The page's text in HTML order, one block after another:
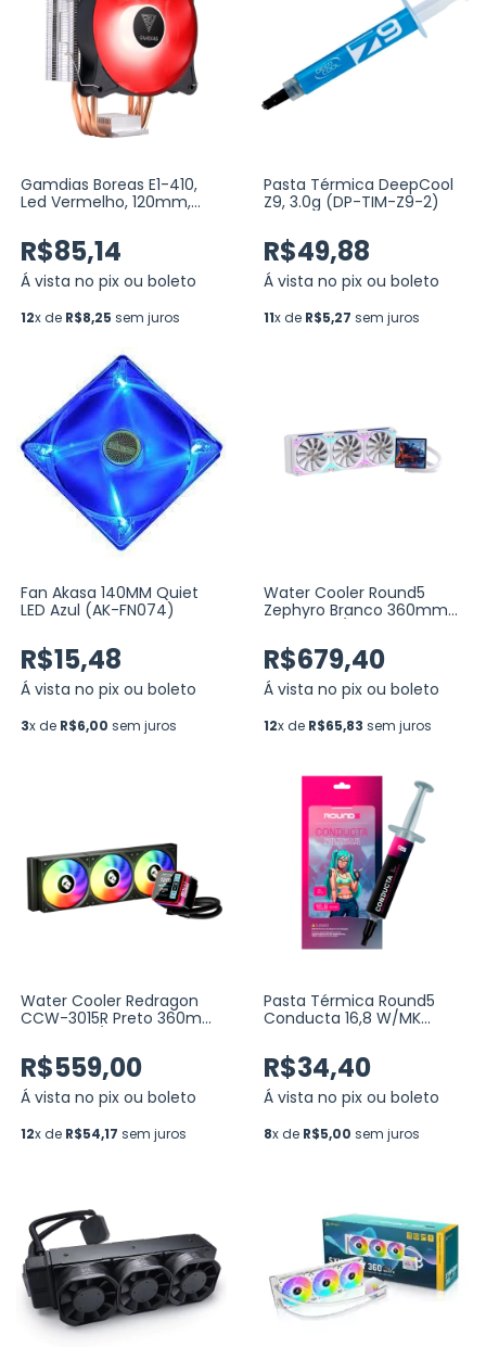
Gamdias Boreas E1-410,
Led Vermelho, 120mm,
RED)
R$85,14
Á vista no pix ou boleto
12x de R$8,25 sem juros
Pasta Térmica DeepCool
Z9, 3.0g (DP-TIM-Z9-2)
R$49,88
Á vista no pix ou boleto
11x de R$5,27 sem juros
Fan Akasa 140MM Quiet
LED Azul (AK-FN074)
R$15,48
Á vista no pix ou boleto
3x de R$6,00 sem juros
Water Cooler Round5
Zephyro Branco 360mm
Display LCD 4”, TDP 300W
(R5-WC-ZEPHYRO-360W-
2225)
R$679,40
Á vista no pix ou boleto
12x de R$65,83 sem juros
Water Cooler Redragon
CCW-3015R Preto 360mm
Display LCD 2.73” (CCW-
3015R)
R$559,00
Á vista no pix ou boleto
12x de R$54,17 sem juros
Pasta Térmica Round5
Conducta 16,8 W/MK
R$34,40
Á vista no pix ou boleto
8x de R$5,00 sem juros